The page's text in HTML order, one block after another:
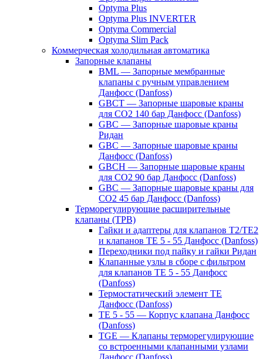
Optyma Plus
Optyma Plus INVERTER
Optyma Commercial
Optyma Slim Pack
Коммерческая холодильная автоматика
Запорные клапаны
BML — Запорные мембранные
клапаны с ручным управлением
Данфосс (Danfoss)
GBCT — Запорные шаровые краны
для CO2 140 бар Данфосс (Danfoss)
GBC — Запорные шаровые краны
Ридан
GBC — Запорные шаровые краны
Данфосс (Danfoss)
GBCH — Запорные шаровые краны
для CO2 90 бар Данфосс (Danfoss)
GBC — Запорные шаровые краны для
CO2 45 бар Данфосс (Danfoss)
Терморегулирующие расширительные
клапаны (ТРВ)
Гайки и адаптеры для клапанов T2/TE2
и клапанов TE 5 - 55 Данфосс (Danfoss)
Переходники под пайку и гайки Ридан
Клапанные узлы в сборе с фильтром
для клапанов TE 5 - 55 Данфосс
(Danfoss)
Термостатический элемент TE
Данфосс (Danfoss)
TE 5 - 55 — Корпус клапана Данфосс
(Danfoss)
TGE — Клапаны терморегулирующие
со встроенными клапанными узлами
Данфосс (Danfoss)